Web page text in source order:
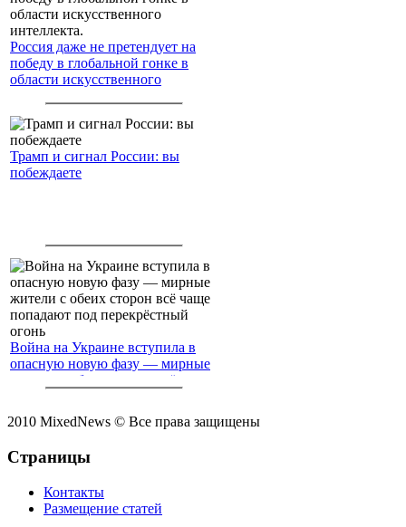
Россия даже не претендует на
победу в глобальной гонке в
области искусственного
Трамп и сигнал России: вы
побеждаете
Война на Украине вступила в
опасную новую фазу — мирные
жители с обеих сторон всё чаще
2010 MixedNews © Все права защищены
Страницы
Контакты
Размещение статей